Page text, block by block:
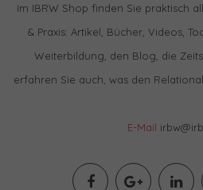
Im IBRW Shop finden Sie praktisch
& Praxis: Artikel, Bücher, Videos,
Weiterbildung, den Blog, die
erfahren Sie auch, was den
E-Mail